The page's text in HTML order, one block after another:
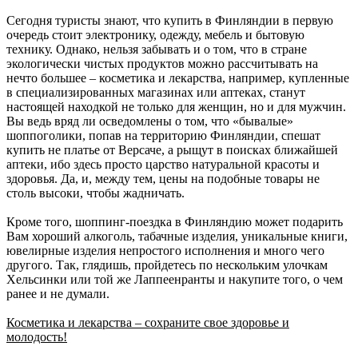
Сегодня туристы знают, что купить в Финляндии в первую
очередь стоит электронику, одежду, мебель и бытовую
технику. Однако, нельзя забывать и о том, что в стране
экологически чистых продуктов можно рассчитывать на
нечто большее – косметика и лекарства, например, купленные
в специализированных магазинах или аптеках, станут
настоящей находкой не только для женщин, но и для мужчин.
Вы ведь вряд ли осведомлены о том, что «бывалые»
шоппоголики, попав на территорию Финляндии, спешат
купить не платье от Версаче, а рыщут в поисках ближайшей
аптеки, ибо здесь просто царство натуральной красоты и
здоровья. Да, и, между тем, цены на подобные товары не
столь высоки, чтобы жадничать.
Кроме того, шоппинг-поездка в Финляндию может подарить
Вам хороший алкоголь, табачные изделия, уникальные книги,
ювелирные изделия непростого исполнения и много чего
другого. Так, глядишь, пройдетесь по нескольким улочкам
Хельсинки или той же Лаппеенранты и накупите того, о чем
ранее и не думали.
Косметика и лекарства – сохраните свое здоровье и
молодость!